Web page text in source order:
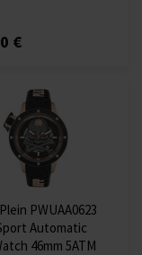
€
PWUAA0623
Automatic
46mm 5ATM